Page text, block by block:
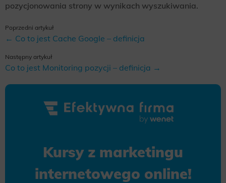
pozycjonowania strony w wynikach wyszukiwania.
Poprzedni artykuł
← Co to jest Cache Google – definicja
Następny artykuł
Co to jest Monitoring pozycji – definicja →
Kursy z marketingu
internetowego online!